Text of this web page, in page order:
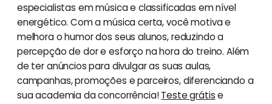
especialistas em música e classificadas em nível
energético. Com a música certa, você motiva e
melhora o humor dos seus alunos, reduzindo a
percepção de dor e esforço na hora do treino. Além
de ter anúncios para divulgar as suas aulas,
campanhas, promoções e parceiros, diferenciando a
sua academia da concorrência!Teste grátise